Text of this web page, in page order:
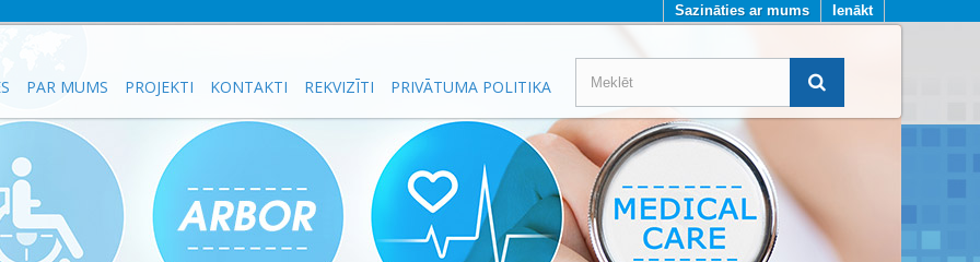
Ienākt
Sazināties ar mums
PAR MUMS PROJEKTI KONTAKTI REKVIZĪTI PRIVĀTUMA POLITIKA